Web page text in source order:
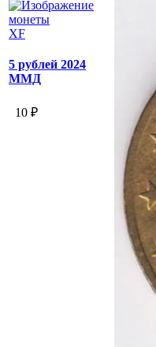
XF
5 рублей 2024
ММД
10 ₽